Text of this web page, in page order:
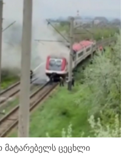
მატარებელს ცეცხლი